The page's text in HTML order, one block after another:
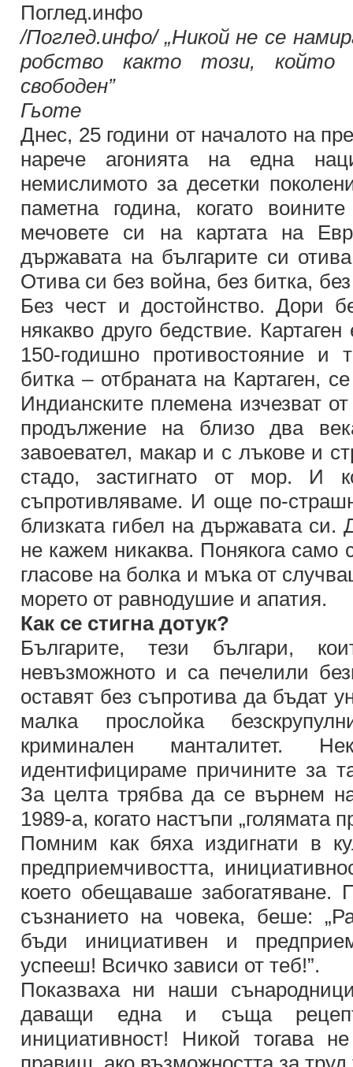
Поглед.инфо
/Поглед.инфо/ „Никой не се
робство както този, който
свободен”
Гьоте
Днес, 25 години от началото на
нарече агонията на една
немислимото за десетки
паметна година, когато
мечовете си на картата на
държавата на българите си
Отива си без война, без битка,
Без чест и достойнство. Дори
някакво друго бедствие.
150-годишно противостояние и
битка – отбраната на Картаген,
Индианските племена изчезват
продължение на близо два
завоевател, макар и с лъкове и
стадо, застигнато от мор. И
съпротивляваме. И още по-
близката гибел на държавата си.
не кажем никаква. Понякога само
гласове на болка и мъка от
морето от равнодушие и апатия.
Как се стигна дотук?
Българите, тези българи,
невъзможното и са печелили
оставят без съпротива да бъдат
малка прослойка
криминален манталитет.
идентифицираме причините за
За целта трябва да се върнем
1989-а, когато настъпи „голямата
Помним как бяха издигнати в
предприемчивостта,
което обещаваше забогатяване.
съзнанието на човека, беше:
бъди инициативен и
успееш! Всичко зависи от теб!”.
Показваха ни наши
даващи една и съща
инициативност! Никой тогава